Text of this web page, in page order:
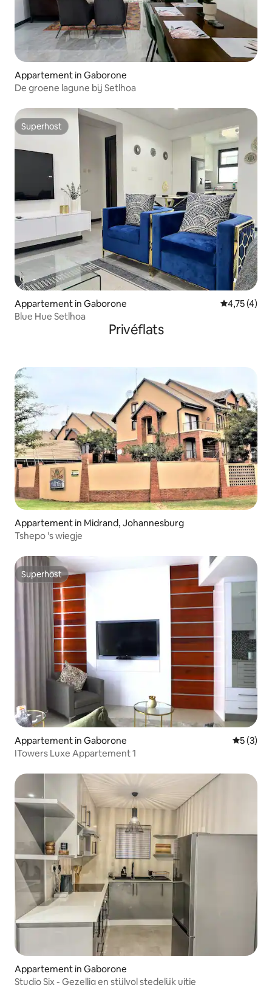
Appartement in Gaborone
De groene lagune bij Setlhoa
Superhost
Superhost
Appartement in Gaborone
4,75 (4)
Blue Hue Setlhoa
Privéflats
Appartement in Midrand, Johannesburg
Tshepo 's wiegje
Superhost
Superhost
Appartement in Gaborone
5 (3)
ITowers Luxe Appartement 1
Appartement in Gaborone
Studio Six - Gezellig en stijlvol stedelijk uitje